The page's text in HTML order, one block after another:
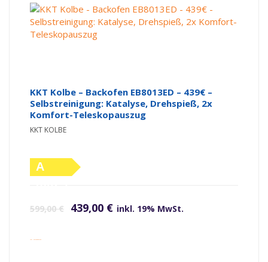
KKT Kolbe – Backofen EB8013ED – 439€ –
Selbstreinigung: Katalyse, Drehspieß, 2x
Komfort-Teleskopauszug
KKT KOLBE
A
599,00€ 439,00 € inkl. 19% MwSt.
inkl. Versandkosten